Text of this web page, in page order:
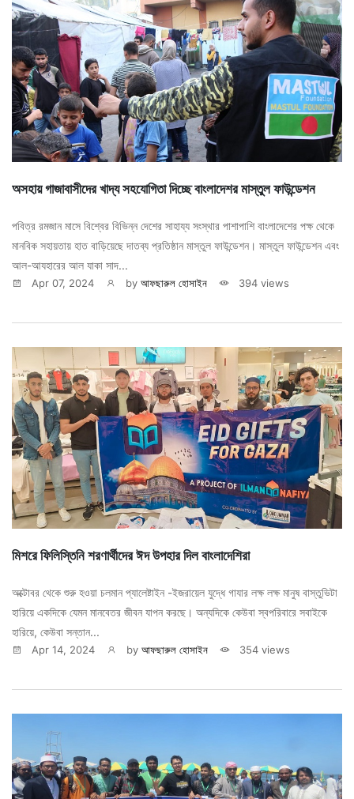
অসহায় গাজাবাসীদের খাদ্য সহযোগিতা দিচ্ছে বাংলাদেশর মাস্তুল ফাউন্ডেশন
পবিত্র রমজান মাসে বিশ্বের বিভিন্ন দেশের সাহায্য সংস্থার পাশাপাশি বাংলাদেশের পক্ষ থেকে
মানবিক সহায়তায় হাত বাড়িয়েছে দাতব্য প্রতিষ্ঠান মাস্তুল ফাউন্ডেশন। মাস্তুল ফাউন্ডেশন এবং
আল-আযহারের আল যাকা সাদ...
Apr 07, 2024 by আফছারুল হোসাইন 394 views
মিশরে ফিলিস্তিনি শরণার্থীদের ঈদ উপহার দিল বাংলাদেশিরা
অক্টোবর থেকে শুরু হ‌ওয়া‌ চলমান‌ প্যালেষ্টাইন‌ -ইজরায়েল যুদ্ধে‌ গাযার‌‌ লক্ষ লক্ষ মানুষ বাস্তুভিটা
হারিয়ে একদিকে যেমন মানবেতর জীবন যাপন করছে। অন্যদিকে কেউবা স্বপরিবারে সবাইকে
হারিয়ে, কেউবা সন্তান‌...
Apr 14, 2024 by আফছারুল হোসাইন 354 views